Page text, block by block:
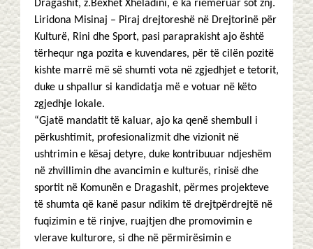
Dragashit, z.Bexhet Xheladini, e ka riemëruar sot znj.
Liridona Misinaj – Piraj drejtoreshë në Drejtorinë për
Kulturë, Rini dhe Sport, pasi paraprakisht ajo është
tërhequr nga pozita e kuvendares, për të cilën pozitë
kishte marrë më së shumti vota në zgjedhjet e tetorit,
duke u shpallur si kandidatja më e votuar në këto
zgjedhje lokale.
“Gjatë mandatit të kaluar, ajo ka qenë shembull i
përkushtimit, profesionalizmit dhe vizionit në
ushtrimin e kësaj detyre, duke kontribuuar ndjeshëm
në zhvillimin dhe avancimin e kulturës, rinisë dhe
sportit në Komunën e Dragashit, përmes projekteve
të shumta që kanë pasur ndikim të drejtpërdrejtë në
fuqizimin e të rinjve, ruajtjen dhe promovimin e
vlerave kulturore, si dhe në përmirësimin e